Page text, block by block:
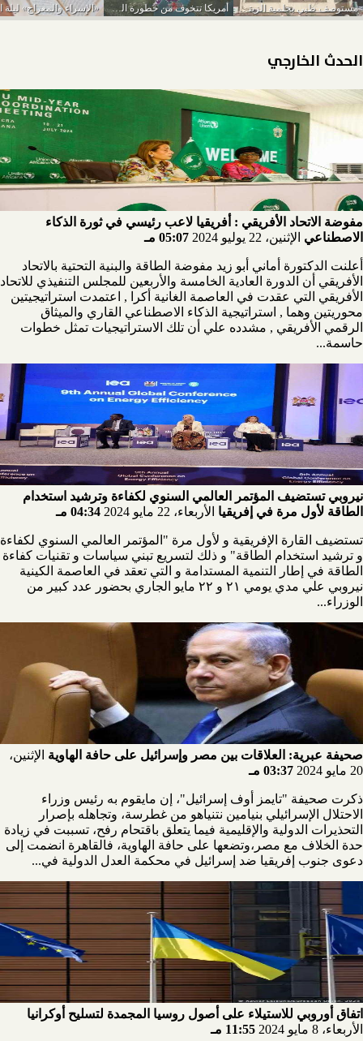
مستوصف طبي بحلمية الزيتون يتسبب في كارثة طبية أمريكا تتخوف من خطورة الوضع النووري الروسي
الحدث الخارجي
مفوضة الاتحاد الأفريقي : أفريقيا لاعب رئيسي في ثورة الذكاء
الاصطناعي الإثنين، 22 يوليو 2024 05:07 مـ
أعلنت الدكتورة أماني أبو زيد مفوضة الطاقة والبنية التحتية بالاتحاد
الأفريقي أن الدورة العادية الخامسة والأربعين للمجلس التنفيذي للاتحاد
الأفريقي التي عقدت في العاصمة الغانية أكرا , اعتمدت استراتيجيتين
محوريتين وهما , استراتيجية الذكاء الاصطناعي القاري والميثاق
الرقمي الأفريقي , مشدده علي أن تلك الاستراتيجيات تمثل خطوات
حاسمة...
نيروبي تستضيف المؤتمر العالمي السنوي لكفاءة وترشيد استخدام
الطاقة لأول مرة في إفريقيا الأربعاء، 22 مايو 2024 04:34 مـ
تستضيف القارة الإفريقية و لأول مرة "المؤتمر العالمي السنوي لكفاءة
و ترشيد استخدام الطاقة" و ذلك لتسريع تبني سياسات و تقنيات كفاءة
الطاقة في إطار التنمية المستدامة و التي تعقد في العاصمة الكينية
نيروبي علي مدي يومي ٢١ و ٢٢ مايو الجاري بحضور عدد كبير من
الوزراء...
صحيفة عبرية: العلاقات بين مصر وإسرائيل على حافة الهاوية الإثنين،
20 مايو 2024
03:37 مـ
ذكرت صحيفة "تايمز أوف إسرائيل"، إن مايقوم به رئيس وزراء
الاحتلال الإسرائيلي بنيامين نتنياهو من غطرسة، وتجاهله بإصرار
التحذيرات الدولية والإقليمية فيما يتعلق باقتحام رفح، تسببت في زيادة
حدة الخلاف مع مصر،وتضعها على حافة الهاوية، فالقاهرة انضمت إلى
دعوى جنوب إفريقيا ضد إسرائيل في محكمة العدل الدولية في...
اتفاق أوروبي للاستيلاء على أصول روسيا المجمدة لتسليح أوكرانيا
الأربعاء، 8 مايو 2024
11:55 مـ